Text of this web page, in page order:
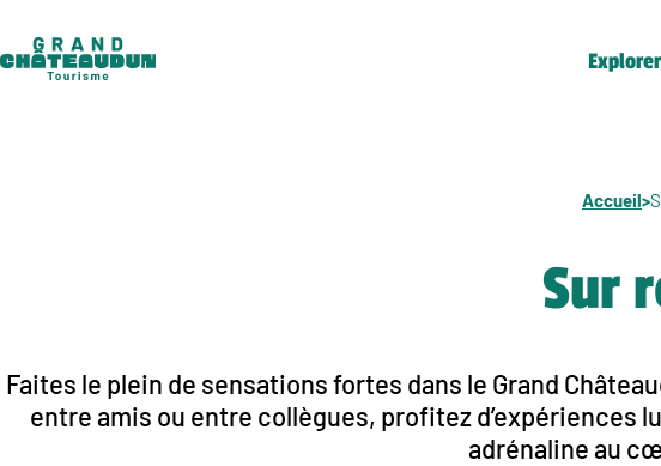
contenu
Explorer
Accueil>
Sur
Faites le plein de sensations fortes dans le Grand
entre amis ou entre collègues, profitez d’expériences
adrénaline au